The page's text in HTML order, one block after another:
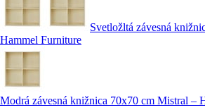
Svetložltá závesná
Hammel Furniture
Modrá závesná knižnica 70x70 cm Mistral –